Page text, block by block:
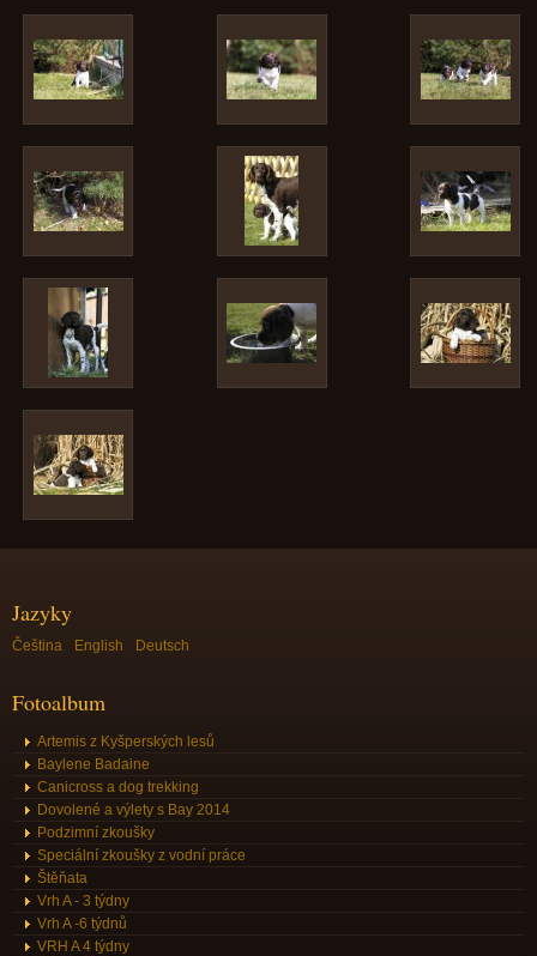
Jazyky
Čeština English Deutsch
Fotoalbum
Artemis z Kyšperských lesů
Baylene Badaine
Canicross a dog trekking
Dovolené a výlety s Bay 2014
Podzimní zkoušky
Speciální zkoušky z vodní práce
Štěňata
Vrh A - 3 týdny
Vrh A -6 týdnů
VRH A 4 týdny